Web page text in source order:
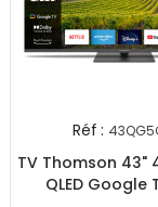
Réf :
TV Thomson 43"
QLED Google